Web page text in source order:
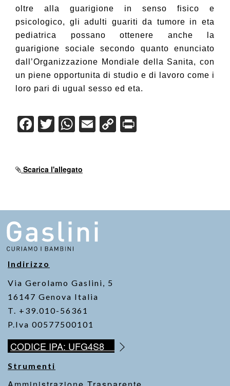
oltre alla guarigione in senso fisico e
psicologico, gli adulti guariti da tumore in eta
pediatrica possano ottenere anche la
guarigione sociale secondo quanto enunciato
dall’Organizzazione Mondiale della Sanita, con
un piene opportunita di studio e di lavoro come i
loro pari di ugual sesso ed eta.
F
a
e
o
o
k
T
wi
er
W
h
s
p
p
E
m
C
o
n
Scarica l'allegato
Indirizzo
Via Gerolamo Gaslini, 5
16147 Genova Italia
T. +39.010-56361
P.Iva 00577500101
CODICE IPA: UFG4S8
Strumenti